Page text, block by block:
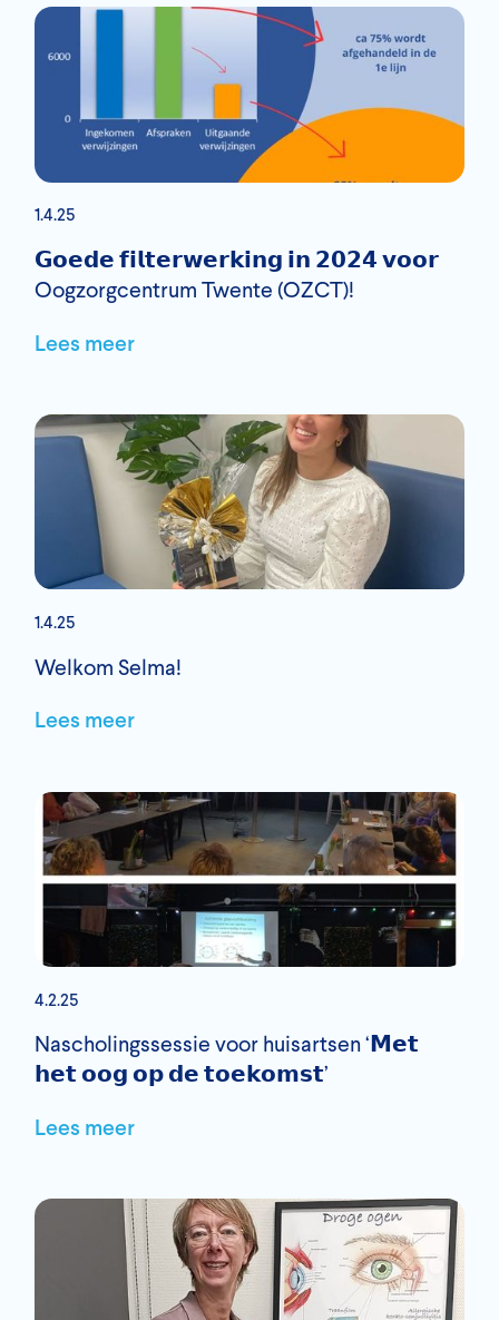
1.4.25
𝗚𝗼𝗲𝗱𝗲 𝗳𝗶𝗹𝘁𝗲𝗿𝘄𝗲𝗿𝗸𝗶𝗻𝗴 𝗶𝗻 𝟮𝟬𝟮𝟰 𝘃𝗼𝗼𝗿
Oogzorgcentrum Twente (OZCT)!
Lees meer
1.4.25
Welkom Selma!
Lees meer
4.2.25
Nascholingssessie voor huisartsen ‘𝗠𝗲𝘁
𝗵𝗲𝘁 𝗼𝗼𝗴 𝗼𝗽 𝗱𝗲 𝘁𝗼𝗲𝗸𝗼𝗺𝘀𝘁’
Lees meer